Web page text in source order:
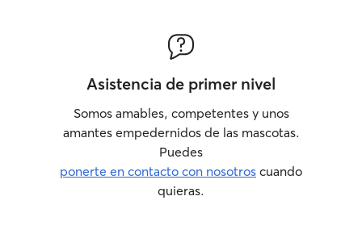
Asistencia de primer nivel
Somos amables, competentes y unos
amantes empedernidos de las mascotas.
Puedes
ponerte en contacto con nosotros cuando
quieras.